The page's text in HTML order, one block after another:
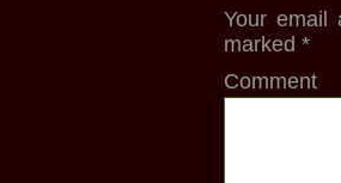
Your email
marked *
Comment